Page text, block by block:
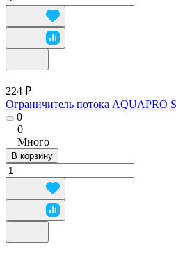
224 ₽
Ограничитель потока AQUAPRO
0
0
Много
В корзину